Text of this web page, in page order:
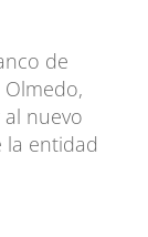
de
nuevo
entidad